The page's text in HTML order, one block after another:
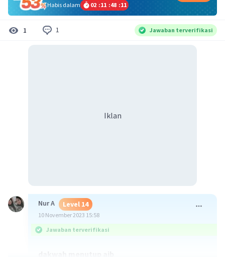
Habis dalam
02 :11 :48 :11
1 1 Jawaban terverifikasi
Iklan
Nur A Level 14
10 November 2023 15:58
Jawaban terverifikasi